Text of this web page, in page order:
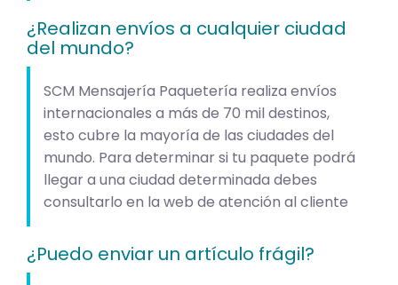
¿Realizan envíos a cualquier ciudad
del mundo?
SCM Mensajería Paquetería realiza envíos
internacionales a más de 70 mil destinos,
esto cubre la mayoría de las ciudades del
mundo. Para determinar si tu paquete podrá
llegar a una ciudad determinada debes
consultarlo en la web de atención al cliente
¿Puedo enviar un artículo frágil?